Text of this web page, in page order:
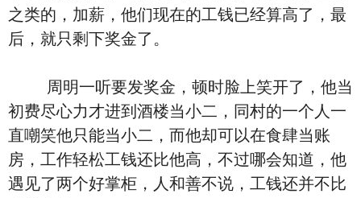
之类的，加薪，他们现在的工钱已经算高了，最
后，就只剩下奖金了。
周明一听要发奖金，顿时脸上笑开了，他当
初费尽心力才进到酒楼当小二，同村的一个人一
直嘲笑他只能当小二，而他却可以在食肆当账
房，工作轻松工钱还比他高，不过哪会知道，他
遇见了两个好掌柜，人和善不说，工钱还并不比